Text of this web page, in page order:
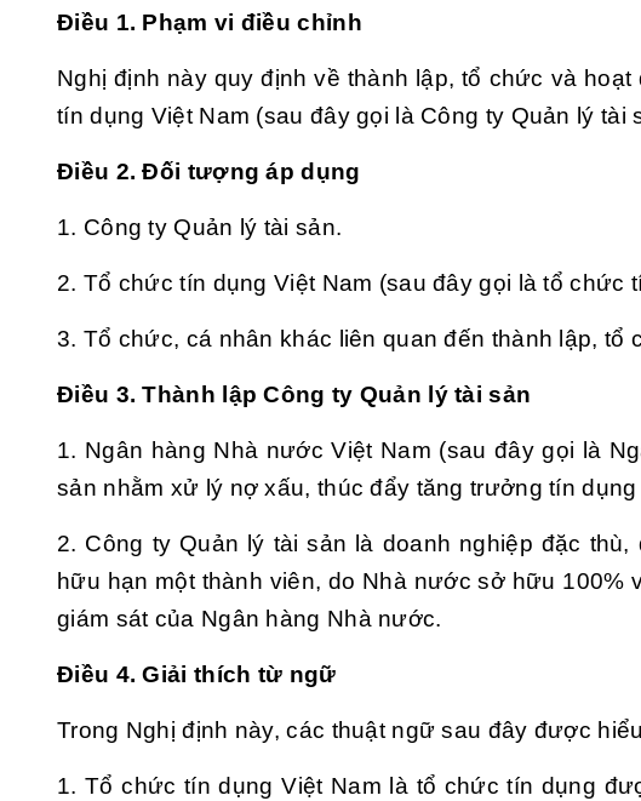
Điều 1. Phạm vi điều chỉnh
Nghị định này quy định về thành lập, tổ chức và
tín dụng Việt Nam (sau đây gọi là Công ty Quản lý tài
Điều 2. Đối tượng áp dụng
1. Công ty Quản lý tài sản.
2. Tổ chức tín dụng Việt Nam (sau đây gọi là tổ chức
3. Tổ chức, cá nhân khác liên quan đến thành lập, tổ
Điều 3. Thành lập Công ty Quản lý tài sản
1. Ngân hàng Nhà nước Việt Nam (sau đây gọi là
sản nhằm xử lý nợ xấu, thúc đẩy tăng trưởng tín
2. Công ty Quản lý tài sản là doanh nghiệp đặc
hữu hạn một thành viên, do Nhà nước sở hữu
giám sát của Ngân hàng Nhà nước.
Điều 4. Giải thích từ ngữ
Trong Nghị định này, các thuật ngữ sau đây được
1. Tổ chức tín dụng Việt Nam là tổ chức tín dụng